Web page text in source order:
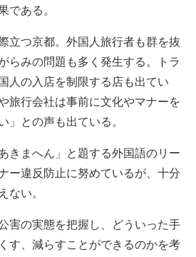
である。
立つ京都。外国人旅行者も群を抜
らみの問題も多く発生する。トラ
人の入店を制限する店も出てい
旅行会社は事前に文化やマナーを
」との声も出ている。
きまへん」と題する外国語のリー
ー違反防止に努めているが、十分
ない。
害の実態を把握し、どういった手
す、減らすことができるのかを考